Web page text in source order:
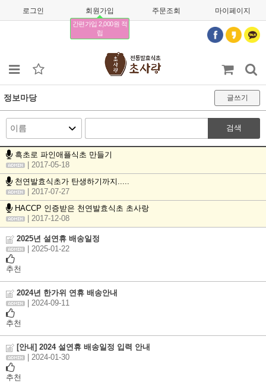
로그인 회원가입
간편가입 2,000원 적
립
주문조회 마이페이지
정보마당 글쓰기
검색
흑초로 파인애플식초 만들기
| 2017-05-18
천연발효식초가 탄생하기까지.....
| 2017-07-27
HACCP 인증받은 천연발효식초 초사랑
| 2017-12-08
2025년 설연휴 배송일정
| 2025-01-22
추천
2024년 한가위 연휴 배송안내
| 2024-09-11
추천
[안내] 2024 설연휴 배송일정 입력 안내
| 2024-01-30
추천